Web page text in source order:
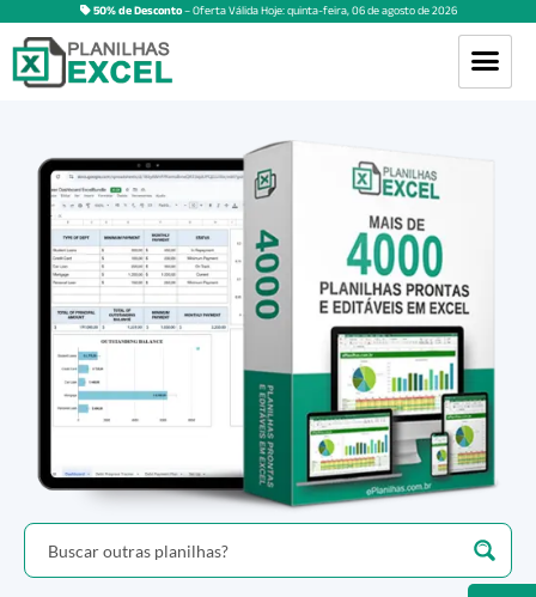
50% de Desconto– Oferta Válida Hoje:quinta-feira,06deagostode2026